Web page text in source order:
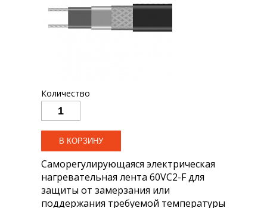
Количество
Саморегулирующаяся электрическая
нагревательная лента 60VC2-F для
защиты от замерзания или
поддержания требуемой температуры